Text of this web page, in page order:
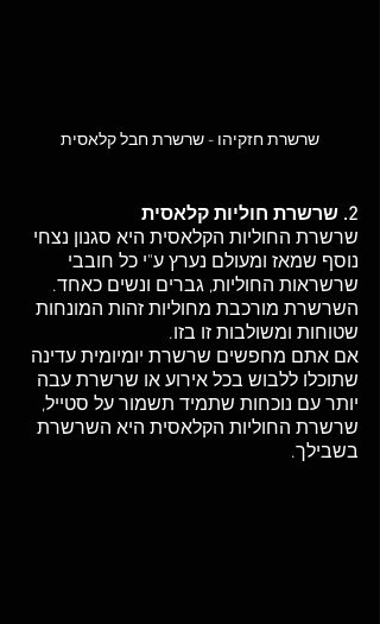
שרשרת חזקיהו - שרשרת חבל קלאסית
2. שרשרת חוליות קלאסית
שרשרת החוליות הקלאסית היא סגנון נצחי
נוסף שמאז ומעולם נערץ ע"י כל חובבי
שרשראות החוליות, גברים ונשים כאחד.
השרשרת מורכבת מחוליות זהות המונחות
שטוחות ומשולבות זו בזו.
אם אתם מחפשים שרשרת יומיומית עדינה
שתוכלו ללבוש בכל אירוע או שרשרת עבה
יותר עם נוכחות שתמיד תשמור על סטייל,
שרשרת החוליות הקלאסית היא השרשרת
בשבילך.